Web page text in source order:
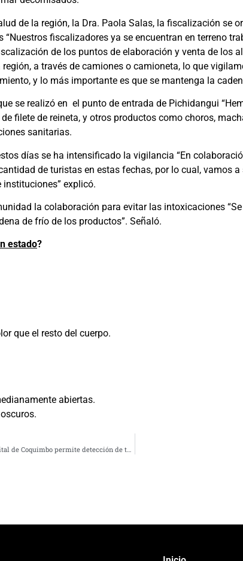
de la región, la Dra. Paola Salas, la fiscalización se
fiscalizadores ya se encuentran en terreno
de los puntos de elaboración y venta de los
a través de camiones o camioneta, lo que
y lo más importante es que se mantenga la
se realizó en el punto de entrada de Pichidangui
filete de reineta, y otros productos como choros,
sanitarias.
días se ha intensificado la vigilancia “En
de turistas en estas fechas, por lo cual, vamos
explicó.
la colaboración para evitar las intoxicaciones
de frío de los productos”. Señaló.
estado?
que el resto del cuerpo.
abiertas.